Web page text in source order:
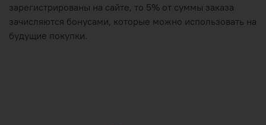
зарегистрированы на сайте, то 5% от суммы заказа
зачисляются бонусами, которые можно использовать на
будущие покупки.